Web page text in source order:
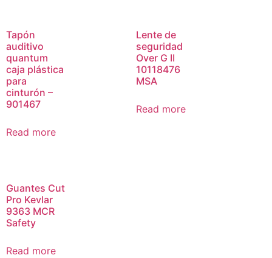
Tapón
auditivo
quantum
caja plástica
para
cinturón –
901467
Read more
Lente de
seguridad
Over G II
10118476
MSA
Read more
Guantes Cut
Pro Kevlar
9363 MCR
Safety
Read more